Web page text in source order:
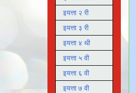
इयत्ता २ री
इयत्ता ३ री
इयत्ता ४ थी
इयत्ता ५ वी
इयत्ता ६ वी
इयत्ता ७ वी